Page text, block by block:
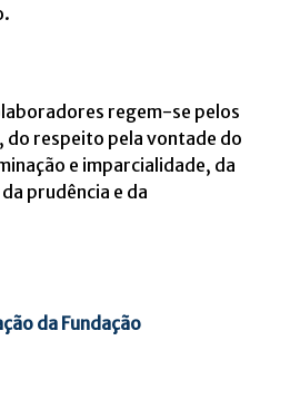
regem-se pelos
do respeito pela vontade do
e imparcialidade, da
prudência e da
da Fundação